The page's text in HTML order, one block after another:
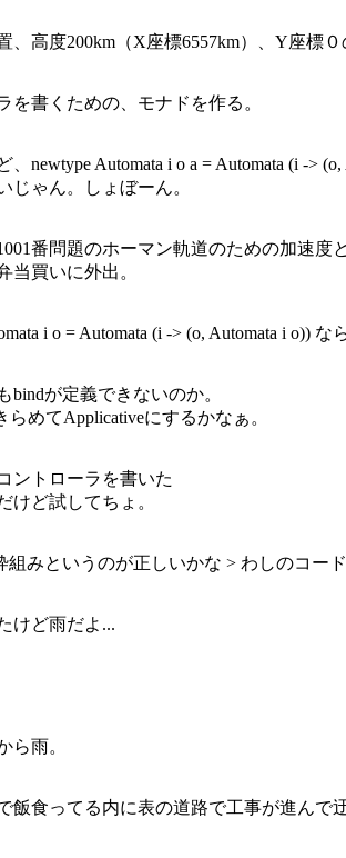
、高度200km（X座標6557km）、Y座標
を書くための、モナドを作る。
、newtype Automata i o a = Automata (i ->
じゃん。しょぼーん。
番問題のホーマン軌道のための加速度
当買いに外出。
i o = Automata (i -> (o, Automata i o)) な
bindが定義できないのか。
らめてApplicativeにするかなぁ。
ントローラを書いた
けど試してちょ。
組みというのが正しいかな > わしのコー
けど雨だよ...
ら雨。
飯食ってる内に表の道路で工事が進んで